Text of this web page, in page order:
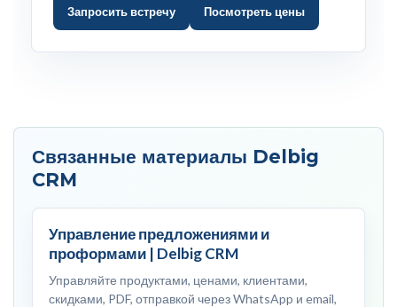
Запросить встречу Посмотреть цены
Связанные материалы Delbig
CRM
Управление предложениями и
проформами | Delbig CRM
Управляйте продуктами, ценами, клиентами,
скидками, PDF, отправкой через WhatsApp и email,